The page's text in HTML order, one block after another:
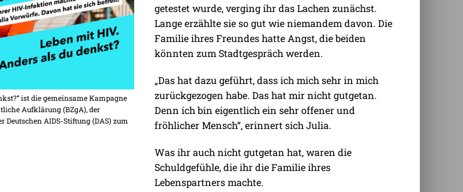
ist die gemeinsame Kampagne
Aufklärung (BZgA), der
Deutschen AIDS-Stiftung (DAS) zum
getestet wurde, verging ihr das Lachen zunächst.
Lange erzählte sie so gut wie niemandem davon. Die
Familie ihres Freundes hatte Angst, die beiden
könnten zum Stadtgespräch werden.
„Das hat dazu geführt, dass ich mich sehr in mich
zurückgezogen habe. Das hat mir nicht gutgetan.
Denn ich bin eigentlich ein sehr offener und
fröhlicher Mensch“, erinnert sich Julia.
Was ihr auch nicht gutgetan hat, waren die
Schuldgefühle, die ihr die Familie ihres
Lebenspartners machte.